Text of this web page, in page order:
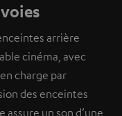
arrière
cinéma, avec
charge par
des enceintes
assure un son d’une